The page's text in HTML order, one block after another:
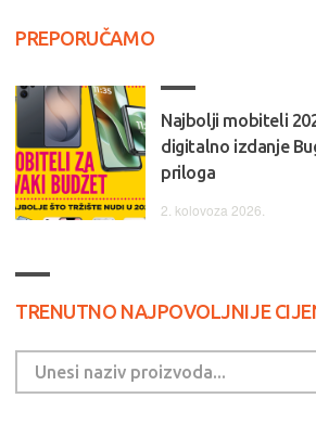
PREPORUČAMO
Najbolji mobiteli
digitalno izdanje
priloga
2. kolovoza 2026.
TRENUTNO NAJPOVOLJNIJE